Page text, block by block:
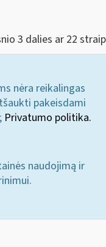
3 dalies ar 22
nėra reikalingas
pakeisdami
; Privatumo politika.
naudojimą ir